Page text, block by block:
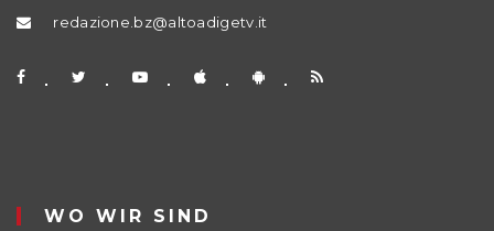
redazione.bz@altoadigetv.it
WO WIR SIND